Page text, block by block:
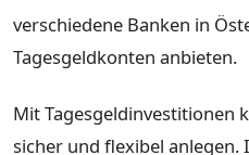
verschiedene Banken in
Tagesgeldkonten anbieten.
Mit Tagesgeldinvestitionen
sicher und flexibel anlegen.